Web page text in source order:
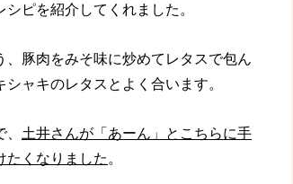
ピを紹介してくれました。
、豚肉をみそ味に炒めてレタスで包ん
ャキのレタスとよく合います。
土井さんが「あーん」とこちらに手
たくなりました 。